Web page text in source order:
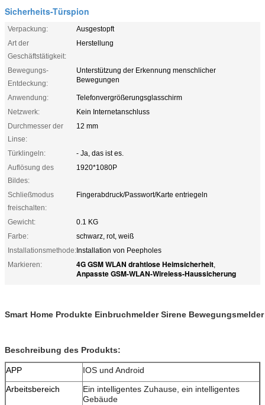
Sicherheits-Türspion
Verpackung:
Ausgestopft
Art der
Geschäftstätigkeit:
Herstellung
Bewegungs-
Entdeckung:
Unterstützung der Erkennung menschlicher
Bewegungen
Anwendung:
Telefonvergrößerungsglasschirm
Netzwerk:
Kein Internetanschluss
Durchmesser der
Linse:
12 mm
Türklingeln:
- Ja, das ist es.
Auflösung des
Bildes:
1920*1080P
Schließmodus
freischalten:
Fingerabdruck/Passwort/Karte entriegeln
Gewicht:
0.1 KG
Farbe:
schwarz, rot, weiß
Installationsmethode:Installation von Peepholes
Markieren:
4G GSM WLAN drahtlose Heimsicherheit,
Anpasste GSM-WLAN-Wireless-Haussicherung
Smart Home Produkte Einbruchmelder Sirene
Beschreibung des Produkts:
APP
IOS und Android
Arbeitsbereich
Ein intelligentes Zuhause, ein intelligentes
Gebäude